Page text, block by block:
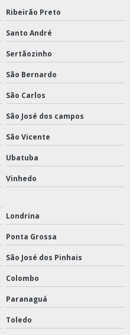
Ribeirão Preto
Santo André
Sertãozinho
São Bernardo
São Carlos
São José dos campos
São Vicente
Ubatuba
Vinhedo
Londrina
Ponta Grossa
São José dos Pinhais
Colombo
Paranaguá
Toledo